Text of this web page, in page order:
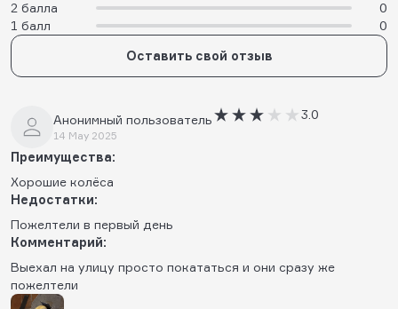
2 балла
0
1 балл
0
Оставить свой отзыв
Анонимный пользователь
14 May 2025
3.0
Преимущества:
Хорошие колёса
Недостатки:
Пожелтели в первый день
Комментарий:
Выехал на улицу просто покататься и они сразу же
пожелтели